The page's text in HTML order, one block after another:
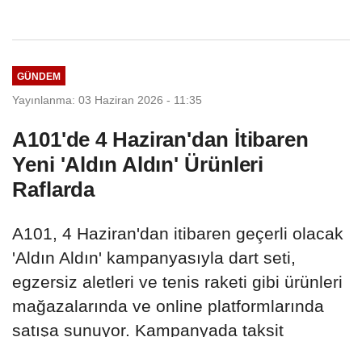
GÜNDEM
Yayınlanma: 03 Haziran 2026 - 11:35
A101'de 4 Haziran'dan İtibaren
Yeni 'Aldın Aldın' Ürünleri
Raflarda
A101, 4 Haziran'dan itibaren geçerli olacak
'Aldın Aldın' kampanyasıyla dart seti,
egzersiz aletleri ve tenis raketi gibi ürünleri
mağazalarında ve online platformlarında
satışa sunuyor. Kampanyada taksit